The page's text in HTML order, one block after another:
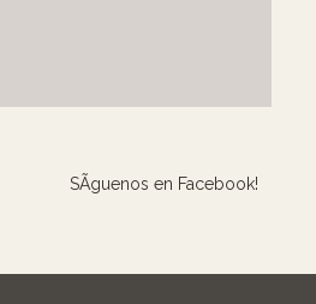
SÃ­guenos en Facebook!